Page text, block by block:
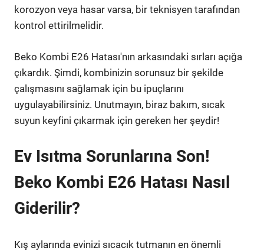
korozyon veya hasar varsa, bir teknisyen tarafından
kontrol ettirilmelidir.
Beko Kombi E26 Hatası'nın arkasındaki sırları açığa
çıkardık. Şimdi, kombinizin sorunsuz bir şekilde
çalışmasını sağlamak için bu ipuçlarını
uygulayabilirsiniz. Unutmayın, biraz bakım, sıcak
suyun keyfini çıkarmak için gereken her şeydir!
Ev Isıtma Sorunlarına Son!
Beko Kombi E26 Hatası Nasıl
Giderilir?
Kış aylarında evinizi sıcacık tutmanın en önemli